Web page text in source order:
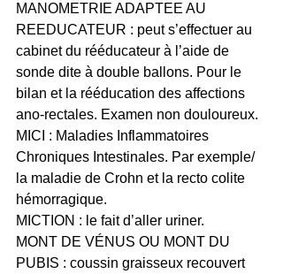
MANOMETRIE ADAPTEE AU
REEDUCATEUR : peut s’effectuer au
cabinet du rééducateur à l’aide de
sonde dite à double ballons. Pour le
bilan et la rééducation des affections
ano-rectales. Examen non douloureux.
MICI : Maladies Inflammatoires
Chroniques Intestinales. Par exemple/
la maladie de Crohn et la recto colite
hémorragique.
MICTION : le fait d’aller uriner.
MONT DE VÉNUS OU MONT DU
PUBIS : coussin graisseux recouvert